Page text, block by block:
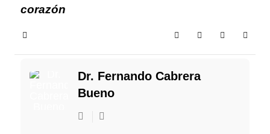
corazón
Home SearchSuscribirse a las
Sign In
Dr. Fernando Cabrera
Bueno